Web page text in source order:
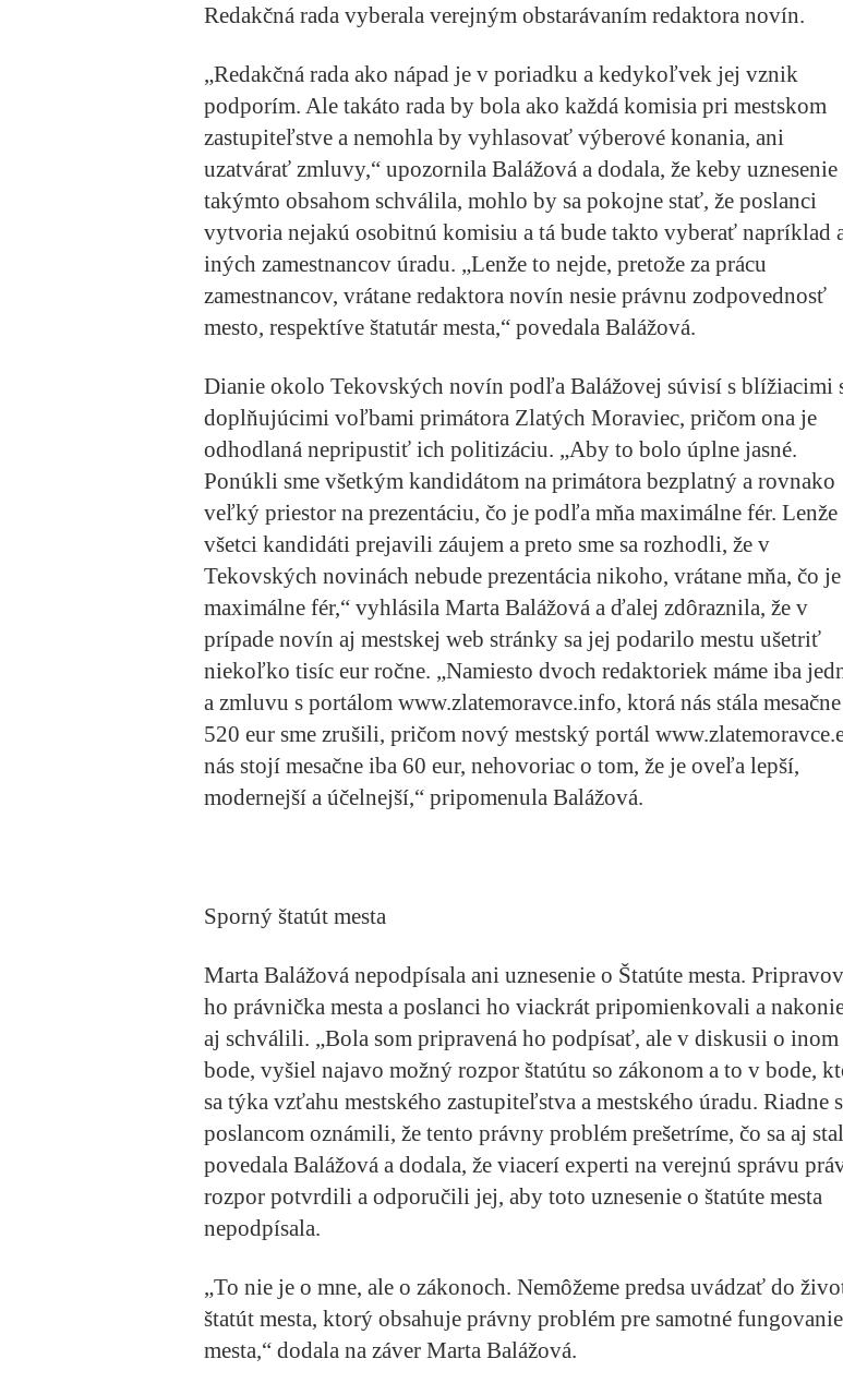
Redakčná rada vyberala verejným obstarávaním redaktora novín.
„Redakčná rada ako nápad je v poriadku a kedykoľvek jej vznik
podporím. Ale takáto rada by bola ako každá komisia pri mestskom
zastupiteľstve a nemohla by vyhlasovať výberové konania, ani
uzatvárať zmluvy,“ upozornila Balážová a dodala, že keby uznesenie
takýmto obsahom schválila, mohlo by sa pokojne stať, že poslanci
vytvoria nejakú osobitnú komisiu a tá bude takto vyberať napríklad
iných zamestnancov úradu. „Lenže to nejde, pretože za prácu
zamestnancov, vrátane redaktora novín nesie právnu zodpovednosť
mesto, respektíve štatutár mesta,“ povedala Balážová.
Dianie okolo Tekovských novín podľa Balážovej súvisí s blížiacimi
doplňujúcimi voľbami primátora Zlatých Moraviec, pričom ona je
odhodlaná nepripustiť ich politizáciu. „Aby to bolo úplne jasné.
Ponúkli sme všetkým kandidátom na primátora bezplatný a rovnako
veľký priestor na prezentáciu, čo je podľa mňa maximálne fér. Lenže
všetci kandidáti prejavili záujem a preto sme sa rozhodli, že v
Tekovských novinách nebude prezentácia nikoho, vrátane mňa, čo je
maximálne fér,“ vyhlásila Marta Balážová a ďalej zdôraznila, že v
prípade novín aj mestskej web stránky sa jej podarilo mestu ušetriť
niekoľko tisíc eur ročne. „Namiesto dvoch redaktoriek máme iba
a zmluvu s portálom www.zlatemoravce.info, ktorá nás stála mesačne
520 eur sme zrušili, pričom nový mestský portál
nás stojí mesačne iba 60 eur, nehovoriac o tom, že je oveľa lepší,
modernejší a účelnejší,“ pripomenula Balážová.
Sporný štatút mesta
Marta Balážová nepodpísala ani uznesenie o Štatúte mesta.
ho právnička mesta a poslanci ho viackrát pripomienkovali a
aj schválili. „Bola som pripravená ho podpísať, ale v diskusii o inom
bode, vyšiel najavo možný rozpor štatútu so zákonom a to v bode,
sa týka vzťahu mestského zastupiteľstva a mestského úradu. Riadne
poslancom oznámili, že tento právny problém prešetríme, čo sa aj
povedala Balážová a dodala, že viacerí experti na verejnú správu
rozpor potvrdili a odporučili jej, aby toto uznesenie o štatúte mesta
nepodpísala.
„To nie je o mne, ale o zákonoch. Nemôžeme predsa uvádzať do
štatút mesta, ktorý obsahuje právny problém pre samotné fungovanie
mesta,“ dodala na záver Marta Balážová.